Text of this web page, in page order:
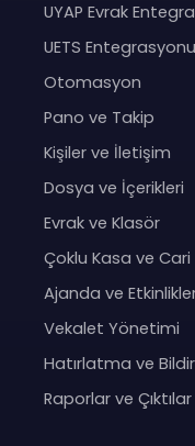
UYAP Evrak
UETS Entegrasyonu
Otomasyon
Pano ve Takip
Kişiler ve İletişim
Dosya ve İçerikleri
Evrak ve Klasör
Çoklu Kasa ve Cari
Ajanda ve
Vekalet Yönetimi
Hatırlatma ve
Raporlar ve Çıktılar